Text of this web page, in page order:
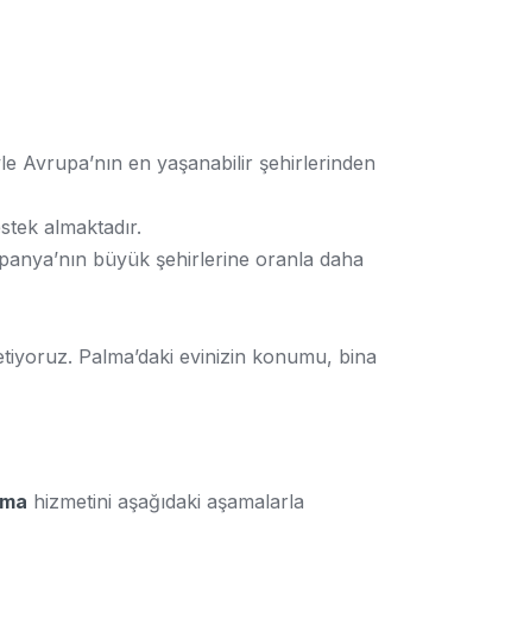
Avrupa’nın en yaşanabilir şehirlerinden
almaktadır.
büyük şehirlerine oranla daha
Palma’daki evinizin konumu, bina
hizmetini aşağıdaki aşamalarla